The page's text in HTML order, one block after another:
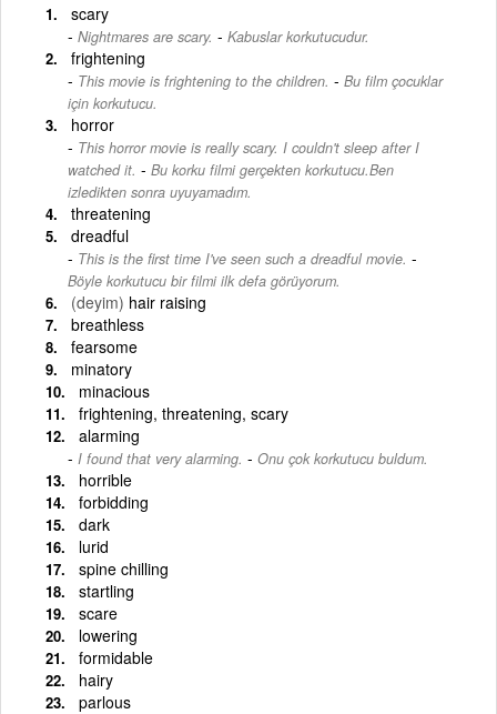
scary
Nightmares are scary. - Kabuslar korkutucudur.
frightening
This movie is frightening to the children. - Bu film çocuklar
için korkutucu.
horror
This horror movie is really scary. I couldn't sleep after I
watched it. - Bu korku filmi gerçekten korkutucu.Ben
izledikten sonra uyuyamadım.
threatening
dreadful
This is the first time I've seen such a dreadful movie. -
Böyle korkutucu bir filmi ilk defa görüyorum.
(deyim) hair raising
breathless
fearsome
minatory
minacious
frightening, threatening, scary
alarming
I found that very alarming. - Onu çok korkutucu buldum.
horrible
forbidding
dark
lurid
spine chilling
startling
scare
lowering
formidable
hairy
parlous